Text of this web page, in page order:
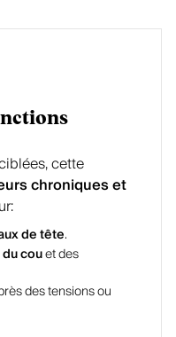
cette
chroniques et
de tête.
du couet des
des tensions ou